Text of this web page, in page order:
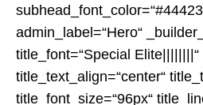
admin_label=“Hero“
title_font=“Special Elite||||||||“
title_text_align=“center“
title_font_size=“96px“